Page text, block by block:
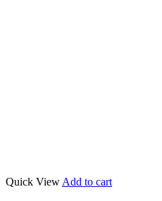
Quick View Add to cart